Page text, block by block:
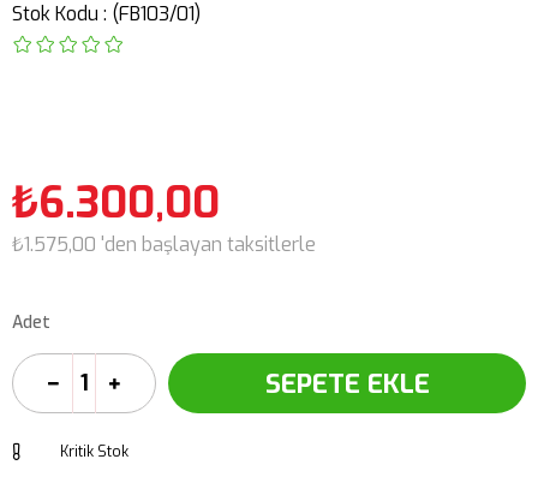
Stok Kodu (FB103/01)
₺6.300,00
₺1.575,00 'den başlayan taksitlerle
Adet
Kritik Stok